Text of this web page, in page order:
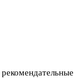
рекомендательные